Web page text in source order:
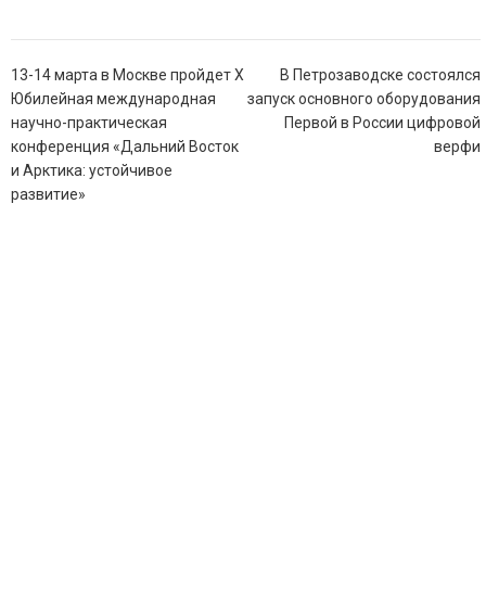
Навигация
по
записям
13-14 марта в Москве пройдет X
Юбилейная международная
научно-практическая
конференция «Дальний Восток
и Арктика: устойчивое
развитие»
В Петрозаводске состоялся
запуск основного оборудования
Первой в России цифровой
верфи